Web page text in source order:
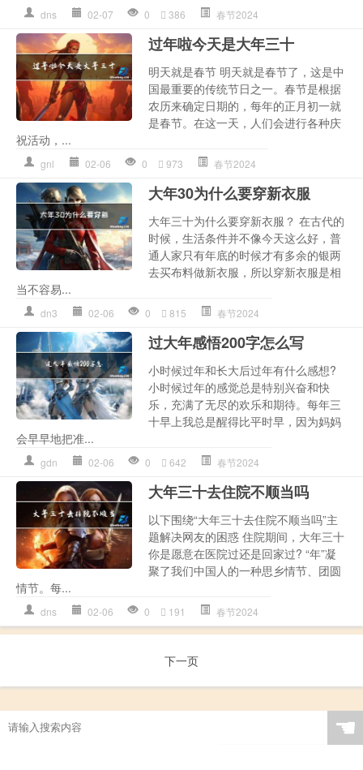
dns 02-07 0 386 春节2024
过年啦今天是大年三十
明天就是春节 明天就是春节了，这是中
国最重要的传统节日之一。春节是根据
农历来确定日期的，每年的正月初一就
是春节。在这一天，人们会进行各种庆
祝活动，...
gnl 02-06 0 973 春节2024
大年30为什么要穿新衣服
大年三十为什么要穿新衣服？ 在古代的
时候，生活条件并不像今天这么好，普
通人家只有年底的时候才有多余的银两
去买布料做新衣服，所以穿新衣服是相
当不容易...
dn3 02-06 0 815 春节2024
过大年感悟200字怎么写
小时候过年和长大后过年有什么感想?
小时候过年的感觉总是特别兴奋和快
乐，充满了无尽的欢乐和期待。每年三
十早上我总是醒得比平时早，因为妈妈
会早早地把准...
gdn 02-06 0 642 春节2024
大年三十去住院不顺当吗
以下围绕“大年三十去住院不顺当吗”主
题解决网友的困惑 住院期间，大年三十
你是愿意在医院过还是回家过? “年”凝
聚了我们中国人的一种思乡情节、团圆
情节。每...
dns 02-06 0 191 春节2024
下一页
☚